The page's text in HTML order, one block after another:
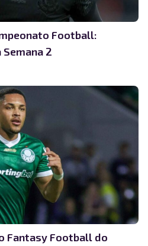
Football:
2
Fantasy Football do